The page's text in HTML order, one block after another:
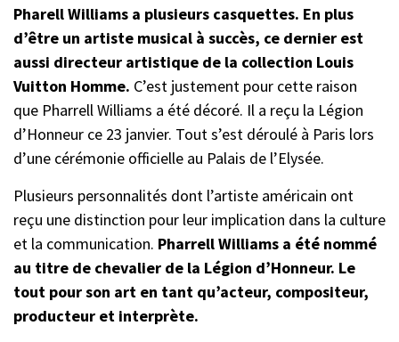
Pharell Williams a plusieurs casquettes. En plus
d’être un artiste musical à succès, ce dernier est
aussi directeur artistique de la collection Louis
Vuitton Homme. C’est justement pour cette raison
que Pharrell Williams a été décoré. Il a reçu la Légion
d’Honneur ce 23 janvier. Tout s’est déroulé à Paris lors
d’une cérémonie officielle au Palais de l’Elysée.
Plusieurs personnalités dont l’artiste américain ont
reçu une distinction pour leur implication dans la culture
et la communication. Pharrell Williams a été nommé
au titre de chevalier de la Légion d’Honneur. Le
tout pour son art en tant qu’acteur, compositeur,
producteur et interprète.